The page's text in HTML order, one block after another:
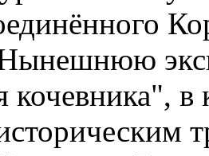
кочевника",